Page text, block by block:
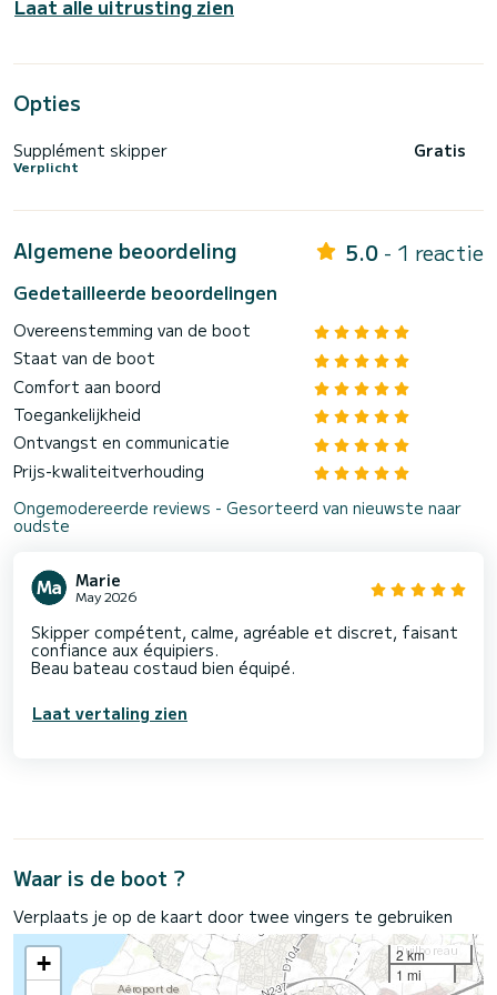
Laat alle uitrusting zien
Opties
Supplément skipper
Verplicht
Gratis
Algemene beoordeling 5.0 - 1 reactie
Gedetailleerde beoordelingen
Overeenstemming van de boot
Staat van de boot
Comfort aan boord
Toegankelijkheid
Ontvangst en communicatie
Prijs-kwaliteitverhouding
Ongemodereerde reviews - Gesorteerd van nieuwste naar
oudste
Marie
May 2026
Skipper compétent, calme, agréable et discret, faisant
confiance aux équipiers.
Beau bateau costaud bien équipé.
Laat vertaling zien
Waar is de boot ?
Verplaats je op de kaart door twee vingers te gebruiken
+
2 km
1 mi